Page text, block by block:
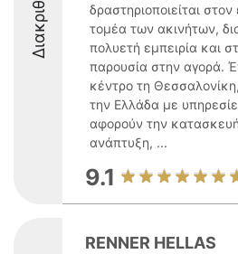
δραστηριοποιείται στον
τομέα των ακινήτων,
πολυετή εμπειρία και
παρουσία στην αγορά.
κέντρο τη
την Ελλάδα με
αφορούν την
ανάπτυξη, ...
9.1
RENNER HELLAS